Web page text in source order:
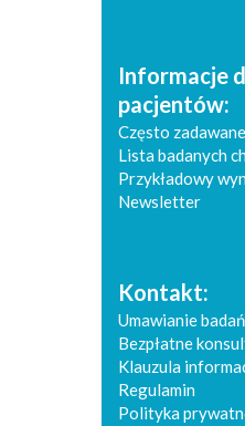
Informacje
pacjentów:
Często
Lista badanych
Przykładowy
Newsletter
Kontakt:
Umawianie badań
Bezpłatne
Klauzula
Regulamin
Polityka